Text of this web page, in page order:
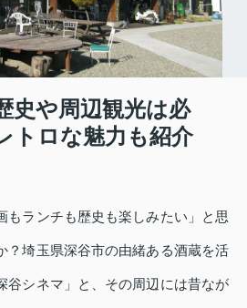
史や周辺観光は必
トロな魅力も紹介
もランチも歴史も楽しみたい」と思
？埼玉県深谷市の由緒ある酒蔵を活
谷シネマ」と、その周辺には昔なが